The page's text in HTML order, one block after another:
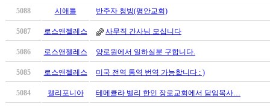
만
꼴
5088 시애틀 반주자 청빙(평안교회)
5087 로스앤젤레스 사무직 간사님 모십니다
5086 로스앤젤레스 양로원에서 일하실분 구합니다.
5085 로스앤젤레스 미국 전역 통역 번역 가능합니다 : )
5084 캘리포니아 테메큘라 벨리 한인 장로교회에서 담임목사…